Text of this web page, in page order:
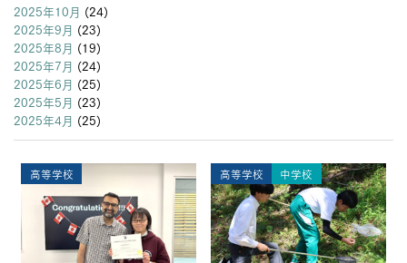
2025年10月 (24)
2025年9月 (23)
2025年8月 (19)
2025年7月 (24)
2025年6月 (25)
2025年5月 (23)
2025年4月 (25)
高等学校 高等学校 中学校